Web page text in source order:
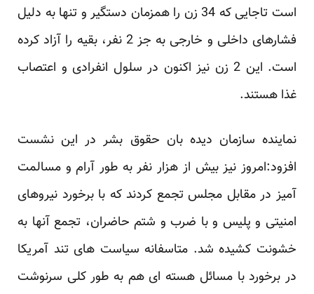
است تاجایی که 34 زن را همزمان دستگیر و تنها به دلیل
فشارهای داخلی و خارجی به جز 2 نفر، بقیه را آزاد کرده
است. این 2 زن نیز اکنون در سلول انفرادی و اعتصاب
غذا هستند.
نماینده سازمان دیده بان حقوق بشر در این نشست
افزود:امروز نیز بیش از هزار نفر به طور آرام و مسالمت
آمیز در مقابل مجلس تجمع کردند که با برخورد نیروهای
امنیتی و پلیس و با ضرب و شتم حاضران، تجمع آنها به
خشونت کشیده شد. متاسفانه سیاست های تند آمریکا
در برخورد با مسائل هسته ای هم به طور کلی سرنوشت